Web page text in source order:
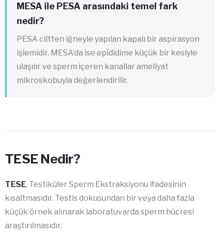
MESA ile PESA arasındaki temel fark
nedir?
PESA ciltten iğneyle yapılan kapalı bir aspirasyon
işlemidir. MESA’da ise epididime küçük bir kesiyle
ulaşılır ve sperm içeren kanallar ameliyat
mikroskobuyla değerlendirilir.
TESE Nedir?
TESE, Testiküler Sperm Ekstraksiyonu ifadesinin
kısaltmasıdır. Testis dokusundan bir veya daha fazla
küçük örnek alınarak laboratuvarda sperm hücresi
araştırılmasıdır.